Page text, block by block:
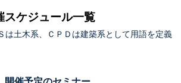
スケジュール一覧
土木系、ＣＰＤは建築系として用語を定義